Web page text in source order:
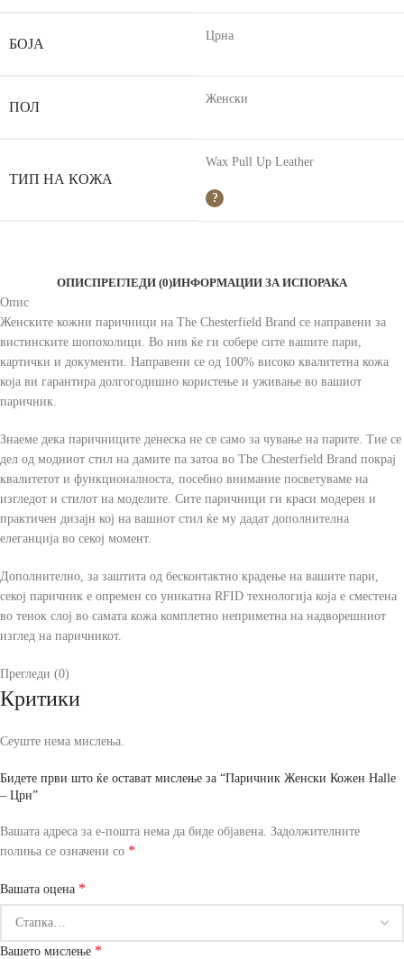
БОЈА
Црна
ПОЛ
Женски
ТИП НА КОЖА
Wax Pull Up Leather
ОПИСПРЕГЛЕДИ (0)ИНФОРМАЦИИ ЗА ИСПОРАКА
Опис
Женските кожни паричници на The Chesterfield Brand се направени за
вистинските шопохолици. Во нив ќе ги собере сите вашите пари,
картички и документи. Направени се од 100% високо квалитетна кожа
која ви гарантира долгогодишно користење и уживање во вашиот
паричник.
Знаеме дека паричниците денеска не се само за чување на парите. Тие се
дел од модниот стил на дамите па затоа во The Chesterfield Brand покрај
квалитетот и функционалноста, посебно внимание посветуваме на
изгледот и стилот на моделите. Сите паричници ги краси модерен и
практичен дизајн кој на вашиот стил ќе му дадат дополнителна
елеганција во секој момент.
Дополнително, за заштита од бесконтактно крадење на вашите пари,
секој паричник е опремен со уникатна RFID технологија која е сместена
во тенок слој во самата кожа комплетно неприметна на надворешниот
изглед на паричникот.
Прегледи (0)
Критики
Сеуште нема мислења.
Бидете први што ќе остават мислење за “Паричник Женски Кожен Halle
– Црн”
Вашата адреса за е-пошта нема да биде објавена. Задолжителните
полиња се означени со *
Вашата оцена *
Вашето мислење *